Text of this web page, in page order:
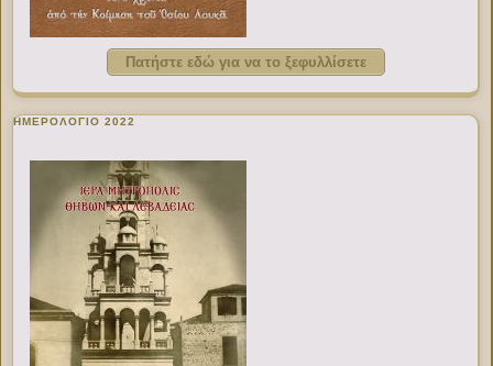
Πατήστε εδώ για να το ξεφυλλίσετε
ΗΜΕΡΟΛΟΓΙΟ 2022